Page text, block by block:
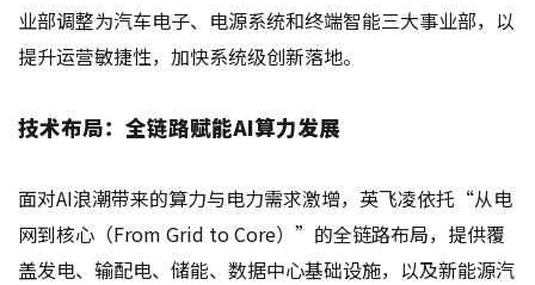
业部调整为汽车电子、电源系统和终端智能三大事业部，以
提升运营敏捷性，加快系统级创新落地。
技术布局：全链路赋能AI算力发展
面对AI浪潮带来的算力与电力需求激增，英飞凌依托“从电
网到核心（From Grid to Core）”的全链路布局，提供覆
盖发电、输配电、储能、数据中心基础设施，以及新能源汽